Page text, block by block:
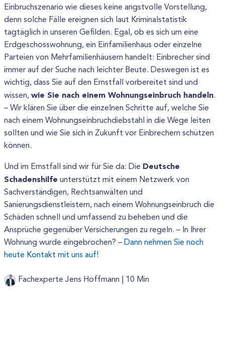
Einbruchszenario wie dieses keine angstvolle Vorstellung,
denn solche Fälle ereignen sich laut Kriminalstatistik
tagtäglich in unseren Gefilden. Egal, ob es sich um eine
Erdgeschosswohnung, ein Einfamilienhaus oder einzelne
Parteien von Mehrfamilienhäusern handelt: Einbrecher sind
immer auf der Suche nach leichter Beute. Deswegen ist es
wichtig, dass Sie auf den Ernstfall vorbereitet sind und
wissen, wie Sie nach einem Wohnungseinbruch handeln.
– Wir klären Sie über die einzelnen Schritte auf, welche Sie
nach einem Wohnungseinbruchdiebstahl in die Wege leiten
sollten und wie Sie sich in Zukunft vor Einbrechern schützen
können.
Und im Ernstfall sind wir für Sie da: Die Deutsche
Schadenshilfe unterstützt mit einem Netzwerk von
Sachverständigen, Rechtsanwälten und
Sanierungsdienstleistern, nach einem Wohnungseinbruch die
Schäden schnell und umfassend zu beheben und die
Ansprüche gegenüber Versicherungen zu regeln. – In Ihrer
Wohnung wurde eingebrochen? – Dann nehmen Sie noch
heute Kontakt mit uns auf!
Fachexperte Jens Hoffmann | 10 Min